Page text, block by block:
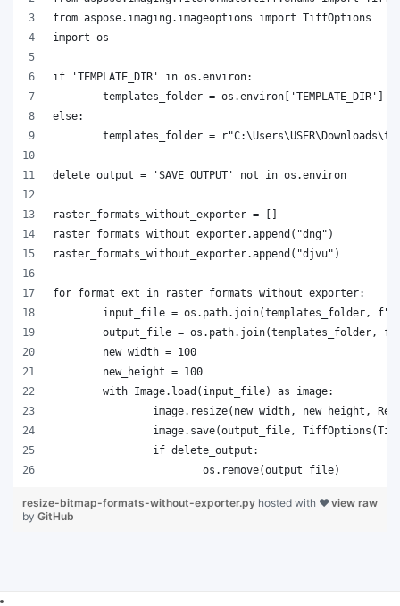
view raw
resize-bitmap-formats-without-exporter.py hosted with ❤
by GitHub